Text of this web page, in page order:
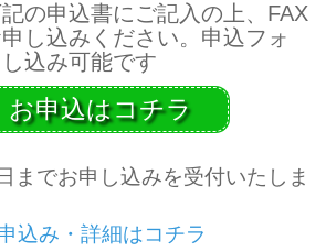
の申込書にご記入の上、FAX
し込みください。申込フォ
込み可能です
お申込はコチラ
までお申し込みを受付いたしま
込み・詳細はコチラ